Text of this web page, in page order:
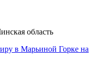
область
в Марьиной Горке на